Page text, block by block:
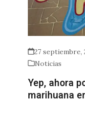
27 septiembre,
Noticias
Yep, ahora
marihuana